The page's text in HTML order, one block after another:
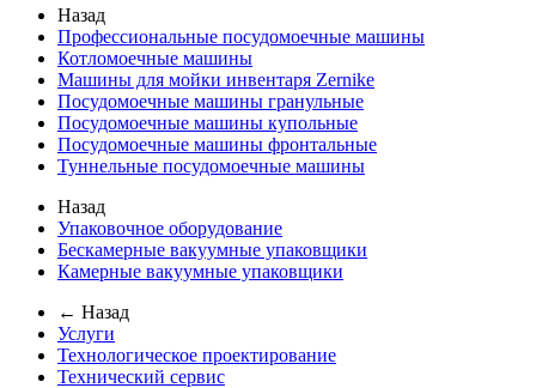
Назад
Профессиональные посудомоечные машины
Котломоечные машины
Машины для мойки инвентаря Zernike
Посудомоечные машины гранульные
Посудомоечные машины купольные
Посудомоечные машины фронтальные
Туннельные посудомоечные машины
Назад
Упаковочное оборудование
Бескамерные вакуумные упаковщики
Камерные вакуумные упаковщики
← Назад
Услуги
Технологическое проектирование
Технический сервис